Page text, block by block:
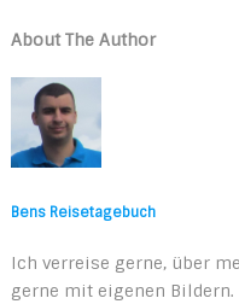
About The Author
Bens Reisetagebuch
Ich verreise gerne, über
gerne mit eigenen